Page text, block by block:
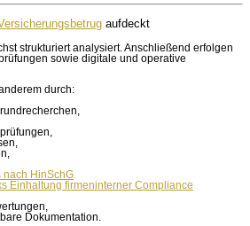
aufdeckt
strukturiert analysiert. Anschließend erfolgen
sowie digitale und operative
durch:
nach HinSchG
Einhaltung firmeninterner Compliance
Dokumentation.